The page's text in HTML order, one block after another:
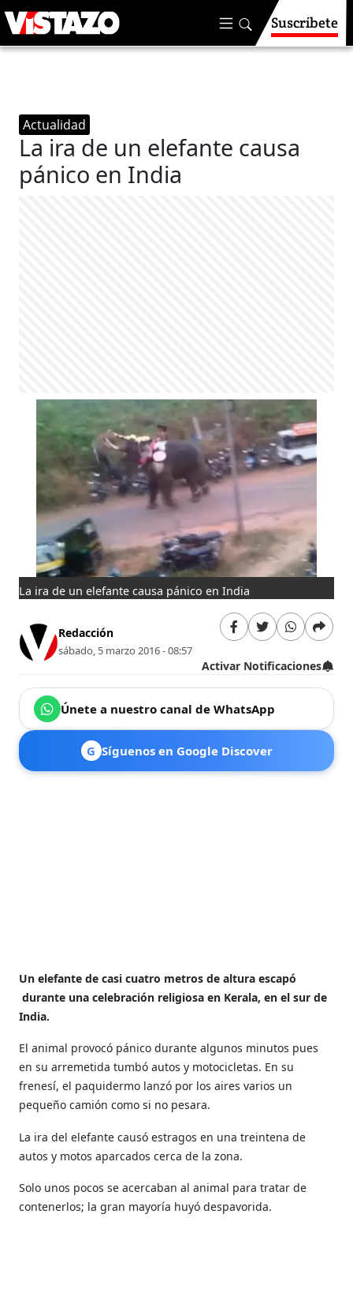
Suscríbete
Actualidad
La ira de un elefante causa
pánico en India
La ira de un elefante causa pánico en India
Redacción
sábado, 5 marzo 2016 - 08:57
Activar Notificaciones
Únete a nuestro canal de WhatsApp
G Síguenos en Google Discover
Un elefante de casi cuatro metros de altura escapó
durante una celebración religiosa en Kerala, en el sur de
India.
El animal provocó pánico durante algunos minutos pues
en su arremetida tumbó autos y motocicletas. En su
frenesí, el paquidermo lanzó por los aires varios un
pequeño camión como si no pesara.
La ira del elefante causó estragos en una treintena de
autos y motos aparcados cerca de la zona.
Solo unos pocos se acercaban al animal para tratar de
contenerlos; la gran mayoría huyó despavorida.